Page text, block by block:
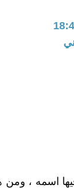
اسمه ، ومن